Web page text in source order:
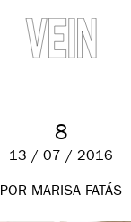
8
13 / 07 / 2016
POR MARISA FATÁS